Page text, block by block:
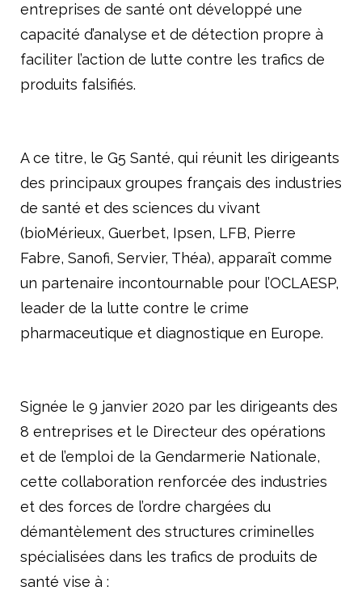
Notre responsabilité sociale et environnementale
Actualités du G5
entreprises de santé ont développé une
capacité d’analyse et de détection propre à
faciliter l’action de lutte contre les trafics de
produits falsifiés.
A ce titre, le G5 Santé, qui réunit les dirigeants
des principaux groupes français des industries
de santé et des sciences du vivant
(bioMérieux, Guerbet, Ipsen, LFB, Pierre
Fabre, Sanofi, Servier, Théa), apparaît comme
un partenaire incontournable pour l’OCLAESP,
leader de la lutte contre le crime
pharmaceutique et diagnostique en Europe.
Signée le 9 janvier 2020 par les dirigeants des
8 entreprises et le Directeur des opérations
et de l’emploi de la Gendarmerie Nationale,
cette collaboration renforcée des industries
et des forces de l’ordre chargées du
démantèlement des structures criminelles
spécialisées dans les trafics de produits de
santé vise à :